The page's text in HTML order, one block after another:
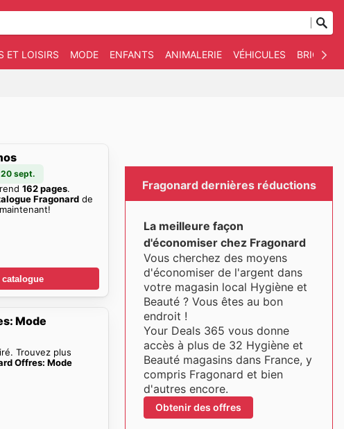
ET LOISIRS MODE ENFANTS ANIMALERIE VÉHICULES
sept.
162 pages.
Fragonard de
Mode
Trouvez plus
Offres: Mode
Fragonard dernières réductions
La meilleure façon
d'économiser chez Fragonard
Vous cherchez des moyens
d'économiser de l'argent dans
votre magasin local Hygiène et
Beauté ? Vous êtes au bon
endroit !
Your Deals 365 vous donne
accès à plus de 32 Hygiène et
Beauté magasins dans France, y
compris Fragonard et bien
d'autres encore.
Obtenir des offres